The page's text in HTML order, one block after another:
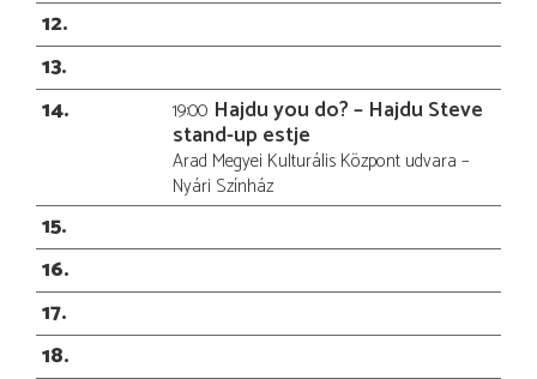
12
13
14
19:00 Hajdu you do? – Hajdu Steve
stand-up estje
Arad Megyei Kulturális Központ udvara –
Nyári Színház
15
16
17
18